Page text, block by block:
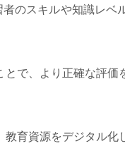
のスキルや知識レベ
で、より正確な評
育資源をデジタル